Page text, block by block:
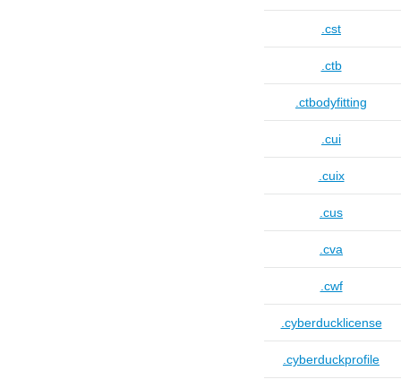
.cst
.ctb
.ctbodyfitting
.cui
.cuix
.cus
.cva
.cwf
.cyberducklicense
.cyberduckprofile